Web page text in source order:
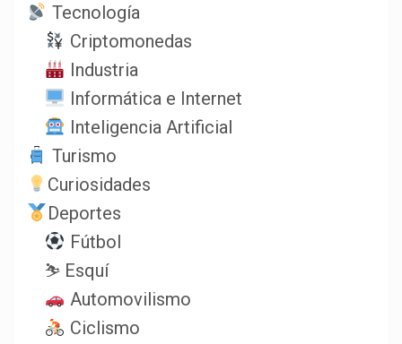
Tecnología
Criptomonedas
Industria
Informática e Internet
Inteligencia Artificial
Turismo
Curiosidades
Deportes
Fútbol
⛷️ Esquí
Automovilismo
Ciclismo